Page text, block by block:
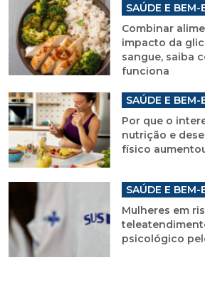
SAÚDE E BEM-
Combinar
impacto da
sangue, saiba
funciona
SAÚDE E BEM-
Por que o
nutrição e
físico
SAÚDE E BEM-
Mulheres em
psicológico